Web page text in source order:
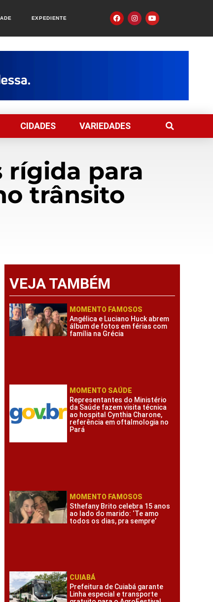
EXPEDIENTE
CIDADES VARIEDADES
rígida para
trânsito
VEJA TAMBÉM
MOMENTO FAMOSOS
Angélica e Luciano Huck abrem
álbum de fotos em férias com
família na Grécia
MOMENTO SAÚDE
Representantes do Ministério
da Saúde fazem visita técnica
ao hospital Cynthia Charone,
referência em oftalmologia no
Pará
MOMENTO FAMOSOS
Sthefany Brito celebra 15 anos
ao lado do marido: ‘Te amo
todos os dias, pra sempre’
CUIABÁ
Prefeitura de Cuiabá garante
Linha especial e transporte